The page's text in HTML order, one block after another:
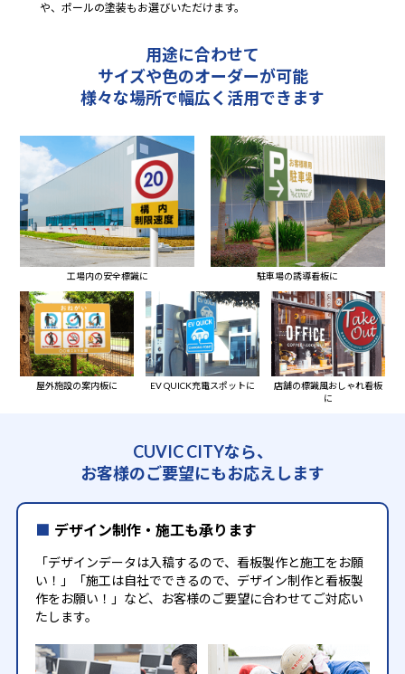
や、ポールの塗装もお選びいただけます。
用途に合わせて
サイズや色のオーダーが可能
様々な場所で幅広く活用できます
工場内の安全標識に 駐車場の誘導看板に
屋外施設の案内板に EV QUICK充電スポットに
店舗の標識風おしゃれ看板
に
CUVIC CITYなら、
お客様のご要望にもお応えします
デザイン制作・施工も承ります
「デザインデータは入稿するので、看板製作と施工をお願
い！」「施工は自社でできるので、デザイン制作と看板製
作をお願い！」など、お客様のご要望に合わせてご対応い
たします。